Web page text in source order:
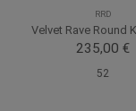
RRD
Velvet Rave Round
235,00 €
52